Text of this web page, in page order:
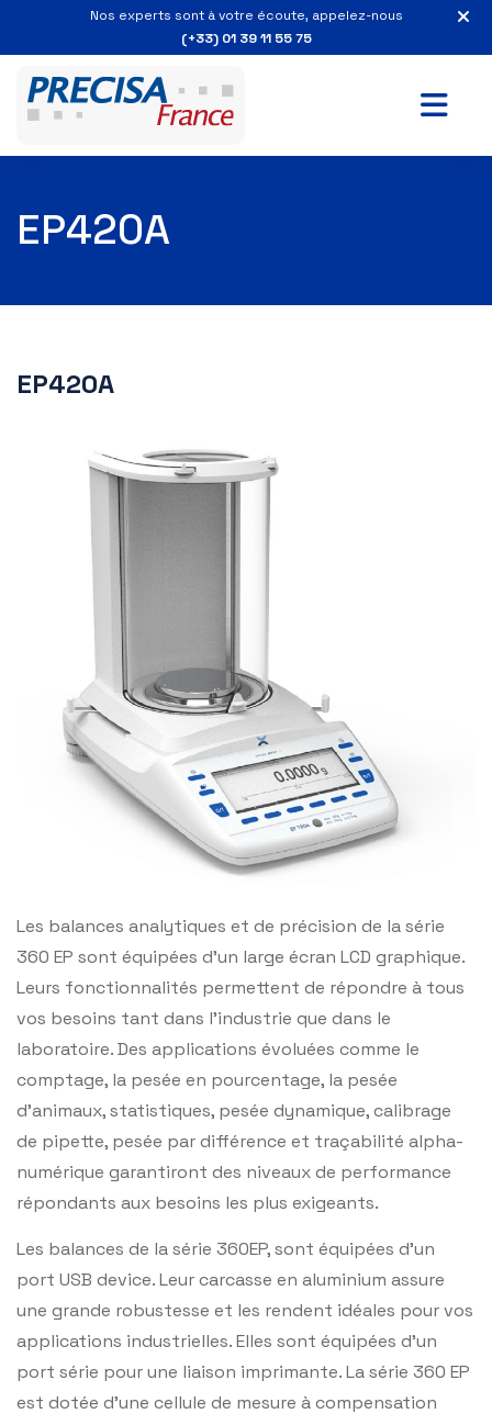
Nos experts sont à votre écoute, appelez-nous
(+33) 01 39 11 55 75
EP420A
EP420A
Les balances analytiques et de précision de la série
360 EP sont équipées d’un large écran LCD graphique.
Leurs fonctionnalités permettent de répondre à tous
vos besoins tant dans l’industrie que dans le
laboratoire. Des applications évoluées comme le
comptage, la pesée en pourcentage, la pesée
d’animaux, statistiques, pesée dynamique, calibrage
de pipette, pesée par différence et traçabilité alpha-
numérique garantiront des niveaux de performance
répondants aux besoins les plus exigeants.
Les balances de la série 360EP, sont équipées d’un
port USB device. Leur carcasse en aluminium assure
une grande robustesse et les rendent idéales pour vos
applications industrielles. Elles sont équipées d’un
port série pour une liaison imprimante. La série 360 EP
est dotée d’une cellule de mesure à compensation